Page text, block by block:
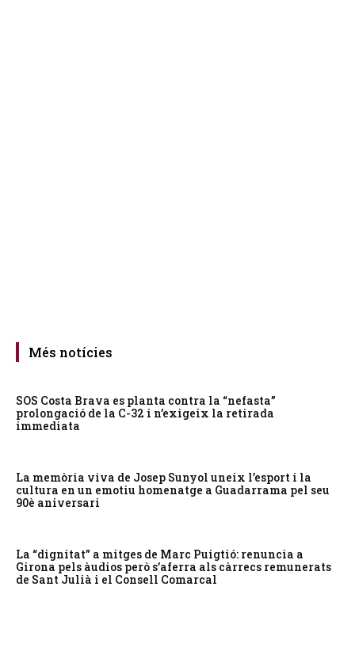
Més notícies
SOS Costa Brava es planta contra la “nefasta”
prolongació de la C-32 i n’exigeix la retirada
immediata
La memòria viva de Josep Sunyol uneix l’esport i la
cultura en un emotiu homenatge a Guadarrama pel seu
90è aniversari
La “dignitat” a mitges de Marc Puigtió: renuncia a
Girona pels àudios però s’aferra als càrrecs remunerats
de Sant Julià i el Consell Comarcal